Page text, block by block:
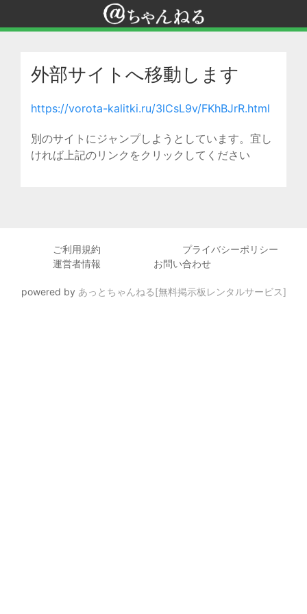
外部サイトへ移動します
https://vorota-kalitki.ru/3lCsL9v/FKhBJrR.html
別のサイトにジャンプしようとしています。宜し
ければ上記のリンクをクリックしてください
ご利用規約
プライバシーポリシー
運営者情報
お問い合わせ
powered by あっとちゃんねる[無料掲示板レンタルサービス]